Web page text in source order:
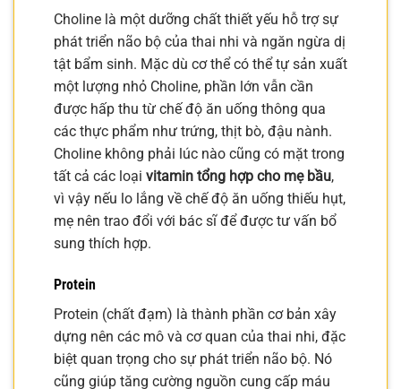
Choline là một dưỡng chất thiết yếu hỗ trợ sự
phát triển não bộ của thai nhi và ngăn ngừa dị
tật bẩm sinh. Mặc dù cơ thể có thể tự sản xuất
một lượng nhỏ Choline, phần lớn vẫn cần
được hấp thu từ chế độ ăn uống thông qua
các thực phẩm như trứng, thịt bò, đậu nành.
Choline không phải lúc nào cũng có mặt trong
tất cả các loại vitamin tổng hợp cho mẹ bầu,
vì vậy nếu lo lắng về chế độ ăn uống thiếu hụt,
mẹ nên trao đổi với bác sĩ để được tư vấn bổ
sung thích hợp.
Protein
Protein (chất đạm) là thành phần cơ bản xây
dựng nên các mô và cơ quan của thai nhi, đặc
biệt quan trọng cho sự phát triển não bộ. Nó
cũng giúp tăng cường nguồn cung cấp máu